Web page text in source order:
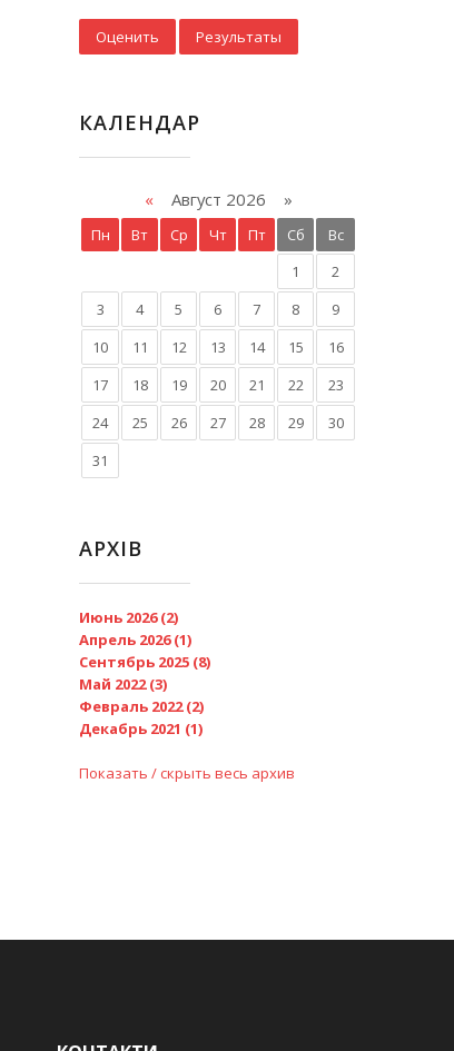
КАЛЕНДАР
« Август 2026 »
Пн Вт Ср Чт Пт Сб
Вс
1
2
3
4 5 6 7 8
9
10
11 12 13 14 15
16
17
18 19 20 21 22
23
24
25 26 27 28 29
30
31
АРХІВ
Июнь 2026 (2)
Апрель 2026 (1)
Сентябрь 2025 (8)
Май 2022 (3)
Февраль 2022 (2)
Декабрь 2021 (1)
Показать / скрыть весь архив